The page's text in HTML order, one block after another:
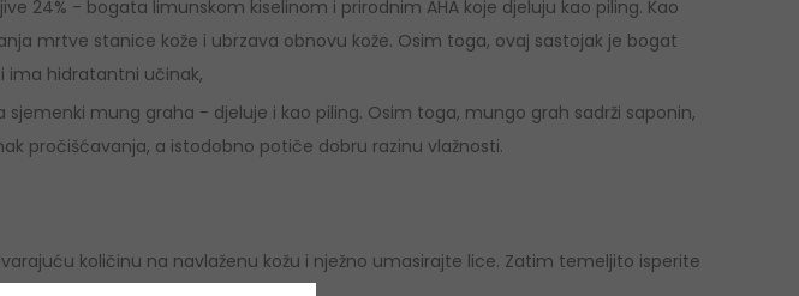
24% - bogata limunskom kiselinom i prirodnim AHA koje djeluju kao piling. Kao
mrtve stanice kože i ubrzava obnovu kože. Osim toga, ovaj sastojak je bogat
ima hidratantni učinak,
sjemenki mung graha - djeluje i kao piling. Osim toga, mungo grah sadrži saponin,
pročišćavanja, a istodobno potiče dobru razinu vlažnosti.
količinu na navlaženu kožu i nježno umasirajte lice. Zatim temeljito isperite